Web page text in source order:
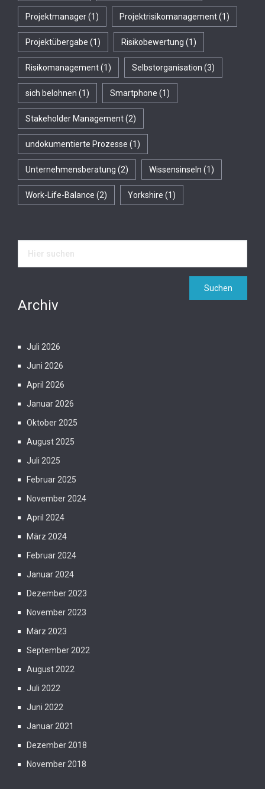
Projektmanager(1) Projektrisikomanagement(1)
Projektübergabe (1) Risikobewertung (1)
Risikomanagement(1) Selbstorganisation (3)
sich belohnen (1) Smartphone (1)
Stakeholder Management(2)
undokumentierte Prozesse (1)
Unternehmensberatung (2) Wissensinseln (1)
Work-Life-Balance (2) Yorkshire (1)
Archiv
Juli 2026
Juni 2026
April 2026
Januar 2026
Oktober 2025
August 2025
Juli 2025
Februar 2025
November 2024
April 2024
März 2024
Februar 2024
Januar 2024
Dezember 2023
November 2023
März 2023
September 2022
August 2022
Juli 2022
Juni 2022
Januar 2021
Dezember 2018
November 2018